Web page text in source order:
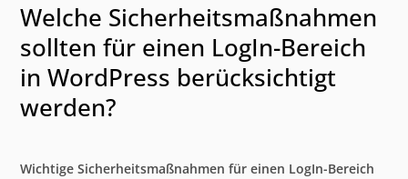
Welche Sicherheitsmaßnahmen
sollten für einen LogIn-Bereich
in WordPress berücksichtigt
werden?
Wichtige Sicherheitsmaßnahmen für einen LogIn-Bereich